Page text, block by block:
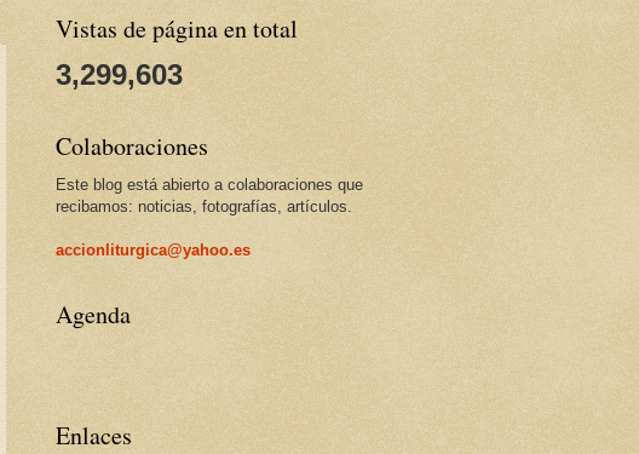
Vistas de página en total
3,299,603
Colaboraciones
Este blog está abierto a colaboraciones que
recibamos: noticias, fotografías, artículos.
accionliturgica@yahoo.es
Agenda
Enlaces